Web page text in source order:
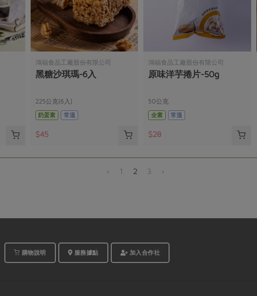
鴻福食品工廠股份有限公司
黑糖沙琪瑪-6入
225公克(6入)
奶蛋素
常溫
$45
鴻福食品工廠股份有限公司
原味洋芋捲片-50g
50公克
全素
常溫
$28
‹ 1 2 3 ›
購物說明 服務據點 加入合作社